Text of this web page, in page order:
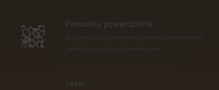
Porowata powierzchnia
Wyraźna faktura powierzchni ułatwia tynkowanie oraz
zwiększa przyczepność wykończenia
Lekki